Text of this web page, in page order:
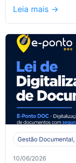
Leia mais ->
Gestão
10/06/2026